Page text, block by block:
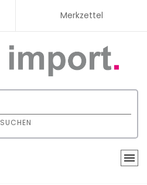
Merkzettel
SUCHEN